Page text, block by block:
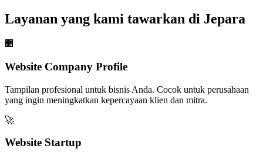
Layanan yang kami tawarkan di Jepara
🏢
Website Company Profile
Tampilan profesional untuk bisnis Anda. Cocok untuk perusahaan
yang ingin meningkatkan kepercayaan klien dan mitra.
🚀
Website Startup